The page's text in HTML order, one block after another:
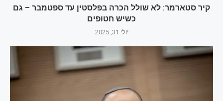
קיר סטארמר: לא שולל הכרה בפלסטין עד ספטמבר – גם
כשיש חטופים
יולי 31, 2025